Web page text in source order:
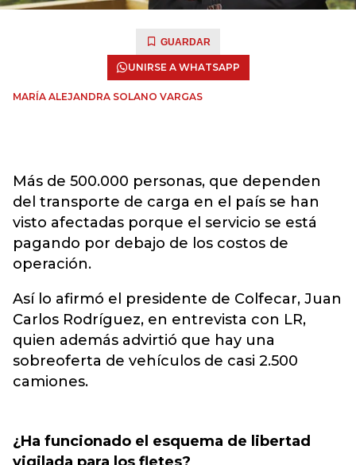
GUARDAR
UNIRSE A WHATSAPP
MARÍA ALEJANDRA SOLANO VARGAS
Más de 500.000 personas, que dependen
del transporte de carga en el país se han
visto afectadas porque el servicio se está
pagando por debajo de los costos de
operación.
Así lo afirmó el presidente de Colfecar, Juan
Carlos Rodríguez, en entrevista con LR,
quien además advirtió que hay una
sobreoferta de vehículos de casi 2.500
camiones.
¿Ha funcionado el esquema de libertad